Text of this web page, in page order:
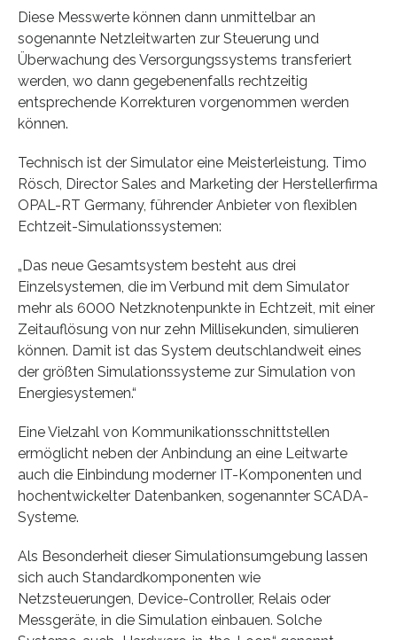
Diese Messwerte können dann unmittelbar an
sogenannte Netzleitwarten zur Steuerung und
Überwachung des Versorgungssystems transferiert
werden, wo dann gegebenenfalls rechtzeitig
entsprechende Korrekturen vorgenommen werden
können.
Technisch ist der Simulator eine Meisterleistung. Timo
Rösch, Director Sales and Marketing der Herstellerfirma
OPAL-RT Germany, führender Anbieter von flexiblen
Echtzeit-Simulationssystemen:
„Das neue Gesamtsystem besteht aus drei
Einzelsystemen, die im Verbund mit dem Simulator
mehr als 6000 Netzknotenpunkte in Echtzeit, mit einer
Zeitauflösung von nur zehn Millisekunden, simulieren
können. Damit ist das System deutschlandweit eines
der größten Simulationssysteme zur Simulation von
Energiesystemen.“
Eine Vielzahl von Kommunikationsschnittstellen
ermöglicht neben der Anbindung an eine Leitwarte
auch die Einbindung moderner IT-Komponenten und
hochentwickelter Datenbanken, sogenannter SCADA-
Systeme.
Als Besonderheit dieser Simulationsumgebung lassen
sich auch Standardkomponenten wie
Netzsteuerungen, Device-Controller, Relais oder
Messgeräte, in die Simulation einbauen. Solche